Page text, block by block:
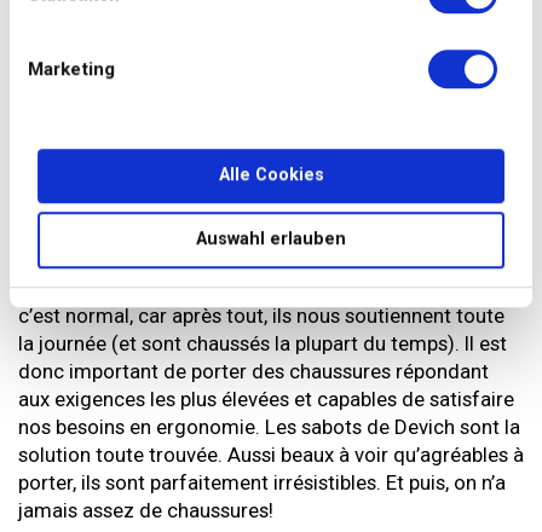
Marketing
Alle Cookies
Auswahl erlauben
Devenues cultes, les confortables chaussures en bois
ont fait leur chemin dans le monde: 80 pour cent de la
comme l’Amérique, la Russie, l’Allemagne, la Chine ou le
Brésil. Les sabots sont fraisés et poncés à l’aide de
machines produites par l’entreprise elle-même et par
des robots spécialisés. Quant aux couleurs, il y en a pour
tous les goûts: orange flashy, lilas, rose fluo, jaune vif,
vert et même bleu tacheté. Le monde est à nos pieds! Et
c’est normal, car après tout, ils nous soutiennent toute
la journée (et sont chaussés la plupart du temps). Il est
donc important de porter des chaussures répondant
aux exigences les plus élevées et capables de satisfaire
nos besoins en ergonomie. Les sabots de Devich sont la
solution toute trouvée. Aussi beaux à voir qu’agréables à
porter, ils sont parfaitement irrésistibles. Et puis, on n’a
jamais assez de chaussures!